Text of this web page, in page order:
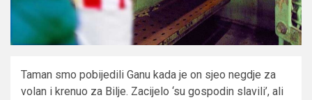
Taman smo pobijedili Ganu kada je on sjeo negdje za
volan i krenuo za Bilje. Zacijelo ‘su gospodin slavili’, ali